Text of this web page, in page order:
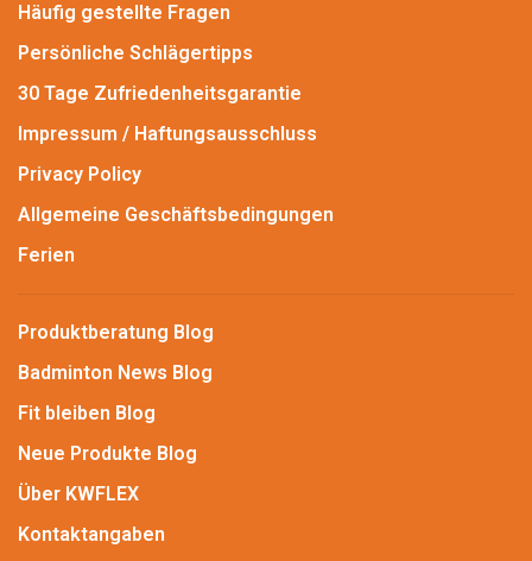
Häufig gestellte Fragen
Persönliche Schlägertipps
30 Tage Zufriedenheitsgarantie
Impressum / Haftungsausschluss
Privacy Policy
Allgemeine Geschäftsbedingungen
Ferien
Produktberatung Blog
Badminton News Blog
Fit bleiben Blog
Neue Produkte Blog
Über KWFLEX
Kontaktangaben